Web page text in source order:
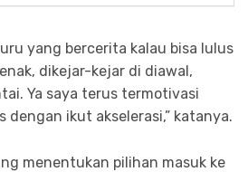
yang bercerita kalau bisa lulus
dikejar-kejar di diawal,
Ya saya terus termotivasi
dengan ikut akselerasi,” katanya.
menentukan pilihan masuk ke